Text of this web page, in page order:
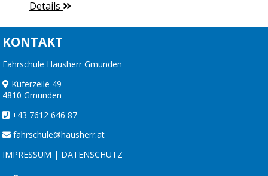
Details
KONTAKT
Fahrschule Hausherr Gmunden
Kuferzeile 49
4810 Gmunden
+43 7612 646 87
fahrschule@hausherr.at
IMPRESSUM | DATENSCHUTZ